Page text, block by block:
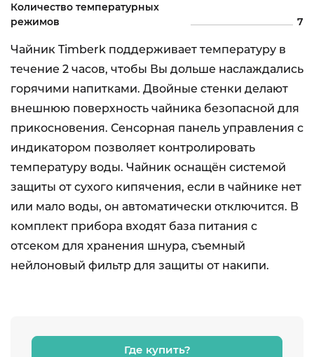
Количество температурных
режимов
7
Чайник Timberk поддерживает температуру в
течение 2 часов, чтобы Вы дольше наслаждались
горячими напитками. Двойные стенки делают
внешнюю поверхность чайника безопасной для
прикосновения. Сенсорная панель управления с
индикатором позволяет контролировать
температуру воды. Чайник оснащён системой
защиты от сухого кипячения, если в чайнике нет
или мало воды, он автоматически отключится. В
комплект прибора входят база питания с
отсеком для хранения шнура, съемный
нейлоновый фильтр для защиты от накипи.
Где купить?